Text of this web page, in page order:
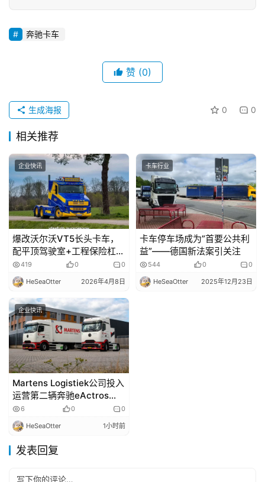
奔驰卡车
赞 (0)
0 0
生成海报
相关推荐
企业快讯
爆改沃尔沃VT5长头卡车，
配平顶驾驶室+工程保险杠，
专攻建筑运输
419 0 0
HeSeaOtter 2026年4月8日
卡车行业
卡车停车场成为”首要公共利
益”——德国新法案引关注
544 0 0
HeSeaOtter 2025年12月23日
企业快讯
Martens Logistiek公司投入
运营第二辆奔驰eActros
600电动卡车
6 0 0
HeSeaOtter 1小时前
发表回复